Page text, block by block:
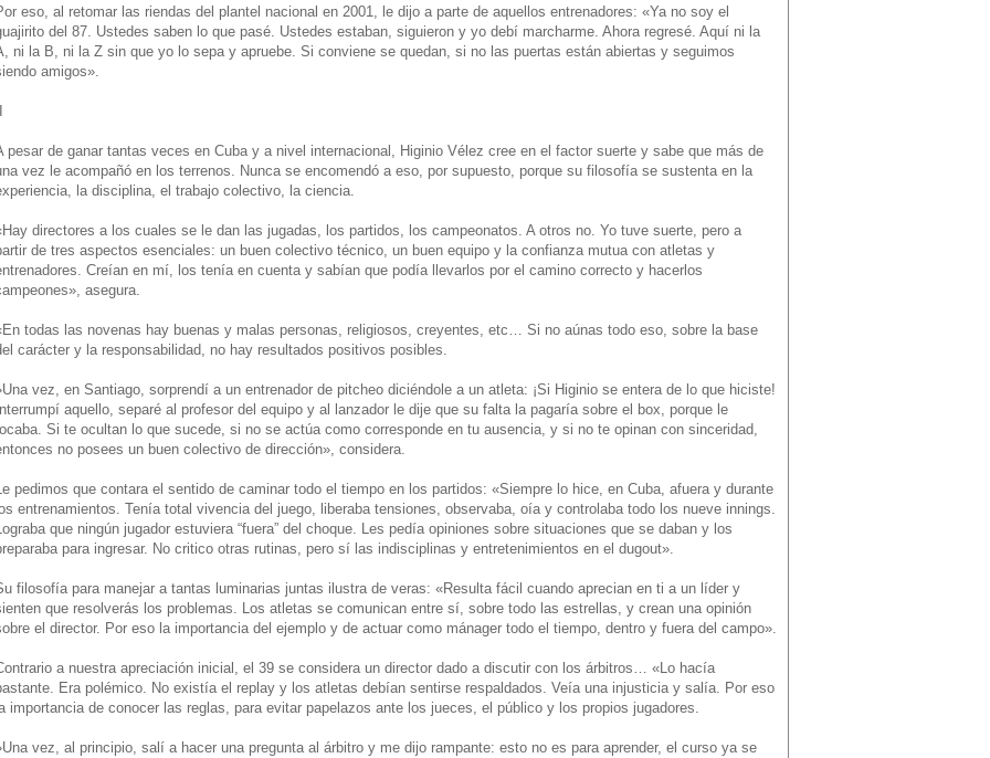
eso, al retomar las riendas del plantel nacional en 2001, le dijo a parte de aquellos entrenadores: «Ya no soy el
del 87. Ustedes saben lo que pasé. Ustedes estaban, siguieron y yo debí marcharme. Ahora regresé. Aquí ni la
ni la B, ni la Z sin que yo lo sepa y apruebe. Si conviene se quedan, si no las puertas están abiertas y seguimos
amigos».
pesar de ganar tantas veces en Cuba y a nivel internacional, Higinio Vélez cree en el factor suerte y sabe que más de
vez le acompañó en los terrenos. Nunca se encomendó a eso, por supuesto, porque su filosofía se sustenta en la
la disciplina, el trabajo colectivo, la ciencia.
directores a los cuales se le dan las jugadas, los partidos, los campeonatos. A otros no. Yo tuve suerte, pero a
de tres aspectos esenciales: un buen colectivo técnico, un buen equipo y la confianza mutua con atletas y
Creían en mí, los tenía en cuenta y sabían que podía llevarlos por el camino correcto y hacerlos
asegura.
todas las novenas hay buenas y malas personas, religiosos, creyentes, etc… Si no aúnas todo eso, sobre la base
carácter y la responsabilidad, no hay resultados positivos posibles.
vez, en Santiago, sorprendí a un entrenador de pitcheo diciéndole a un atleta: ¡Si Higinio se entera de lo que hiciste!
aquello, separé al profesor del equipo y al lanzador le dije que su falta la pagaría sobre el box, porque le
Si te ocultan lo que sucede, si no se actúa como corresponde en tu ausencia, y si no te opinan con sinceridad,
no posees un buen colectivo de dirección», considera.
pedimos que contara el sentido de caminar todo el tiempo en los partidos: «Siempre lo hice, en Cuba, afuera y durante
entrenamientos. Tenía total vivencia del juego, liberaba tensiones, observaba, oía y controlaba todo los nueve innings.
que ningún jugador estuviera “fuera” del choque. Les pedía opiniones sobre situaciones que se daban y los
para ingresar. No critico otras rutinas, pero sí las indisciplinas y entretenimientos en el dugout».
filosofía para manejar a tantas luminarias juntas ilustra de veras: «Resulta fácil cuando aprecian en ti a un líder y
que resolverás los problemas. Los atletas se comunican entre sí, sobre todo las estrellas, y crean una opinión
el director. Por eso la importancia del ejemplo y de actuar como mánager todo el tiempo, dentro y fuera del campo».
a nuestra apreciación inicial, el 39 se considera un director dado a discutir con los árbitros… «Lo hacía
Era polémico. No existía el replay y los atletas debían sentirse respaldados. Veía una injusticia y salía. Por eso
importancia de conocer las reglas, para evitar papelazos ante los jueces, el público y los propios jugadores.
vez, al principio, salí a hacer una pregunta al árbitro y me dijo rampante: esto no es para aprender, el curso ya se